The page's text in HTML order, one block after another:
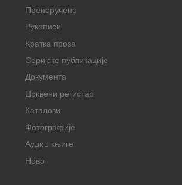
Препоручено
Рукописи
Кратка проза
Серијске публикације
Документа
Црквени регистар
Каталози
Фотографије
Аудио књиге
Ново